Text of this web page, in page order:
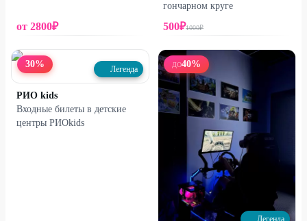
от 2800₽
гончарном круге
500₽1000₽
30% Легенда
РИО kids
Входные билеты в детские
центры РИОkids
ДО40%
Легенда